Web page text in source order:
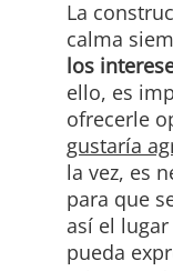
La
calma
los
ello, es
ofrecerle
gustaría
la vez, es
para que
así el
pueda